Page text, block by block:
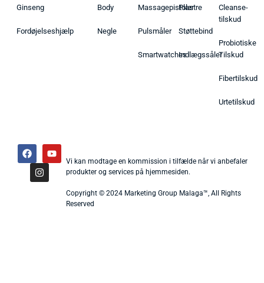
Ginseng
Fordøjelseshjælp
Body
Negle
Massagepistoler
Pulsmåler
Smartwatches
Plastre
Støttebind
Indlægssåler
Cleanse-
tilskud
Probiotiske
Tilskud
Fibertilskud
Urtetilskud
Vi kan modtage en kommission i tilfælde når vi anbefaler
produkter og services på hjemmesiden.
Copyright © 2024 Marketing Group Malaga™, All Rights
Reserved